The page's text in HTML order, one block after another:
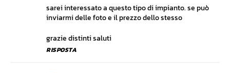
sarei interessato a questo tipo di impianto. se può
inviarmi delle foto e il prezzo dello stesso
grazie distinti saluti
RISPOSTA